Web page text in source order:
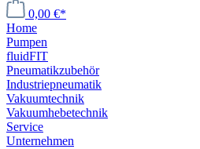
0,00 €*
Home
Pumpen
fluidFIT
Pneumatikzubehör
Industriepneumatik
Vakuumtechnik
Vakuumhebetechnik
Service
Unternehmen